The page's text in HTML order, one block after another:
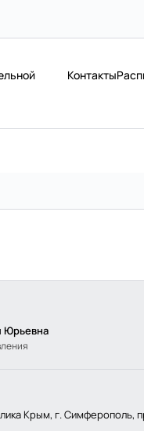
Контакты
Юрьевна
Крым, г. Симферополь,